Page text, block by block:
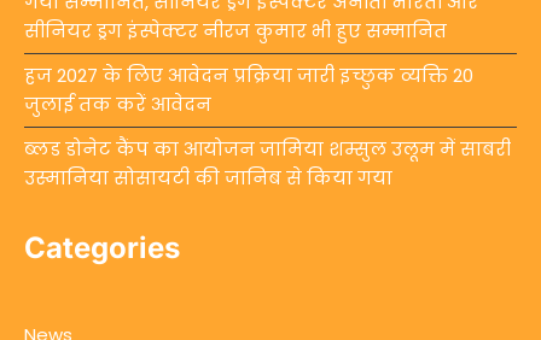
सीनियर ड्रग इंस्पेक्टर नीरज कुमार भी हुए सम्मानित
हज 2027 के लिए आवेदन प्रक्रिया जारी इच्छुक व्यक्ति 20
जुलाई तक करें आवेदन
ब्लड डोनेट कैंप का आयोजन जामिया शम्सुल उलूम में साबरी
उस्मानिया सोसायटी की जानिब से किया गया
Categories
News